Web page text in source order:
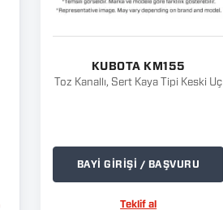
KUBOTA KM155
Toz Kanallı, Sert Kaya Tipi Keski Uç
BAYİ GİRİŞİ / BAŞVURU
Teklif al